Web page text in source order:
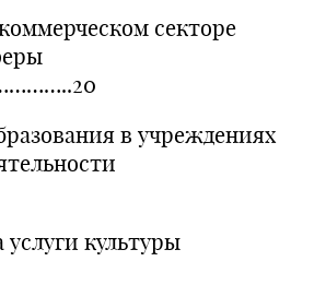
секторе
в учреждениях
культуры